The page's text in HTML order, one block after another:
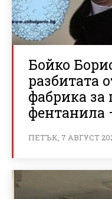
Бойко
разбитата
фабрика за
фентанила
ПЕТЪК, 7 АВГУСТ